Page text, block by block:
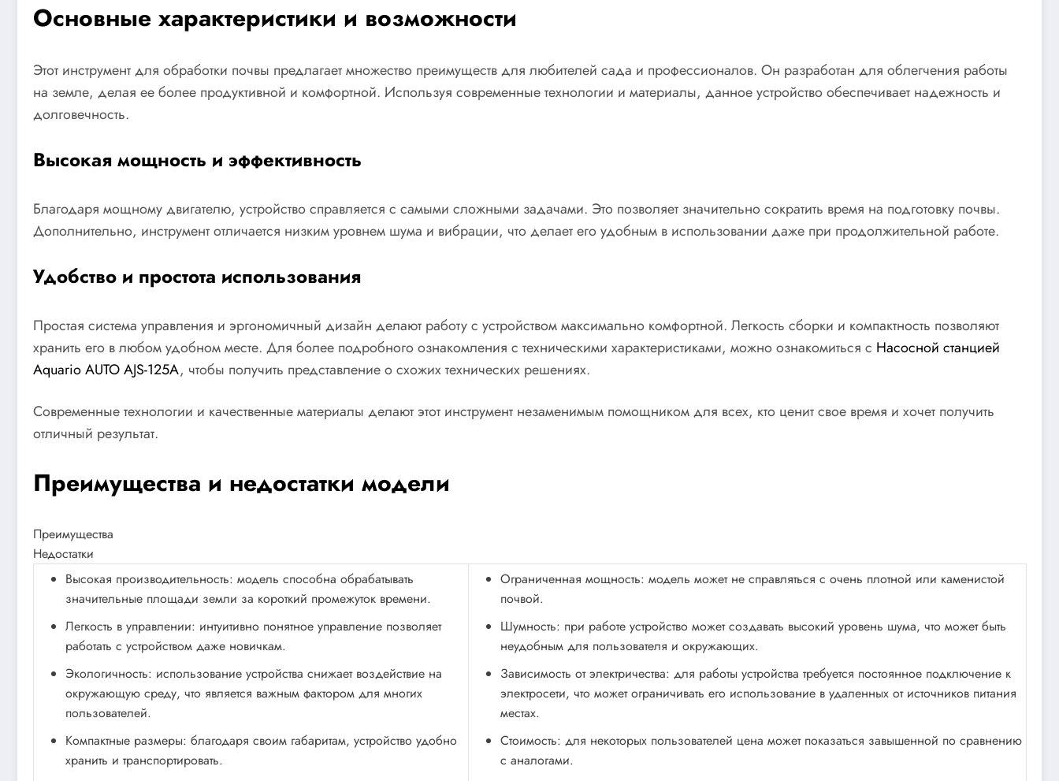
Основные характеристики и возможности
Этот инструмент для обработки почвы предлагает множество преимуществ для любителей сада и профессионалов. Он разработан для облегчения работы
на земле, делая ее более продуктивной и комфортной. Используя современные технологии и материалы, данное устройство обеспечивает надежность и
долговечность.
Высокая мощность и эффективность
Благодаря мощному двигателю, устройство справляется с самыми сложными задачами. Это позволяет значительно сократить время на подготовку почвы.
Дополнительно, инструмент отличается низким уровнем шума и вибрации, что делает его удобным в использовании даже при продолжительной работе.
Удобство и простота использования
Простая система управления и эргономичный дизайн делают работу с устройством максимально комфортной. Легкость сборки и компактность позволяют
хранить его в любом удобном месте. Для более подробного ознакомления с техническими характеристиками, можно ознакомиться с Насосной станцией
Aquario AUTO AJS-125A, чтобы получить представление о схожих технических решениях.
Современные технологии и качественные материалы делают этот инструмент незаменимым помощником для всех, кто ценит свое время и хочет получить
отличный результат.
Преимущества и недостатки модели
Преимущества
Недостатки
Высокая производительность: модель способна обрабатывать
значительные площади земли за короткий промежуток времени.
Легкость в управлении: интуитивно понятное управление позволяет
работать с устройством даже новичкам.
Экологичность: использование устройства снижает воздействие на
окружающую среду, что является важным фактором для многих
пользователей.
Компактные размеры: благодаря своим габаритам, устройство удобно
хранить и транспортировать.
Ограниченная мощность: модель может не справляться с очень плотной или каменистой
почвой.
Шумность: при работе устройство может создавать высокий уровень шума, что может быть
неудобным для пользователя и окружающих.
Зависимость от электричества: для работы устройства требуется постоянное подключение к
электросети, что может ограничивать его использование в удаленных от источников питания
местах.
Стоимость: для некоторых пользователей цена может показаться завышенной по сравнению
с аналогами.